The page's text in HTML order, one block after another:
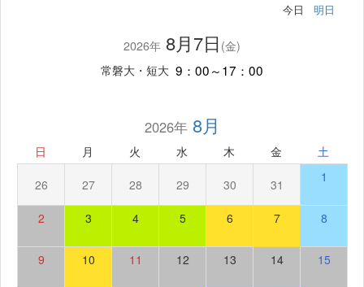
今日 明日
2026年 8月7日 (金)
常磐大・短大 9：00～17：00
2026年8月
日 月 火 水 木 金 土
26 27 28 29 30 31 1
2 3 4 5 6 7 8
9 10 11 12 13 14 15